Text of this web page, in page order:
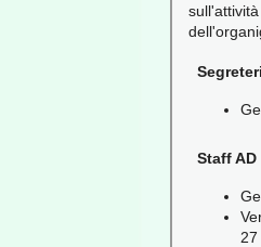
Staff AD